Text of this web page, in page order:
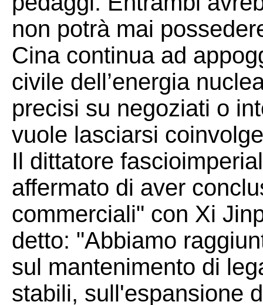
non potrà mai
Cina continua ad
civile dell’energia
precisi su negoziati o
vuole lasciarsi
Il dittatore
affermato di aver
commerciali" con Xi
detto: "Abbiamo
sul mantenimento di
stabili, sull'espansione